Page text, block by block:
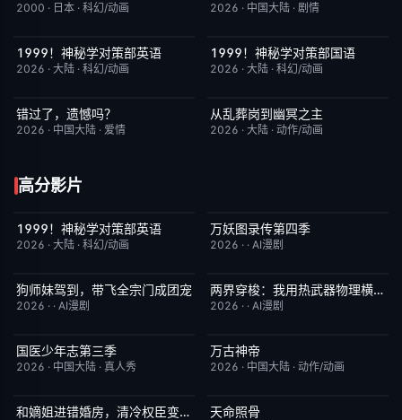
2000 · 日本 · 科幻/动画 2026 · 中国大陆 · 剧情
更新至第3集 10.0
1999！神秘学对策部英语
2026 · 大陆 · 科幻/动画
更新至第3集
1999！神秘学对策部国语
2026 · 大陆 · 科幻/动画
HD国语
错过了，遗憾吗？
2026 · 中国大陆 · 爱情
更新至第13集
从乱葬岗到幽冥之主
2026 · 大陆 · 动作/动画
高分影片
更新至第3集 10.0
1999！神秘学对策部英语
2026 · 大陆 · 科幻/动画
完结
万妖图录传第四季
2026 · · AI漫剧
完结 10.0
狗师妹驾到，带飞全宗门成团宠
2026 · · AI漫剧
完结 10.0两界穿梭：我用热武器物理横推修真界
2026 · · AI漫剧
昨日更新
国医少年志第三季
2026 · 中国大陆 · 真人秀
更新至第7集
万古神帝
2026 · 中国大陆 · 动作/动画
完结 10.0和嫡姐进错婚房，清冷权臣变忠犬 完结
天命照骨